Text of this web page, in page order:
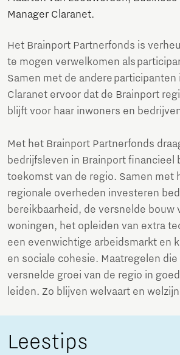
Manager Claranet.
Het Brainport Partnerfonds is
te mogen verwelkomen als
Samen met de andere
Claranet ervoor dat de Brainport
blijft voor haar inwoners en
Met het Brainport Partnerfonds
bedrijfsleven in Brainport financieel
toekomst van de regio. Samen met
regionale overheden investeren
bereikbaarheid, de versnelde bouw
woningen, het opleiden van extra
een evenwichtige arbeidsmarkt en
en sociale cohesie. Maatregelen
versnelde groei van de regio in
leiden. Zo blijven welvaart en
Leestips